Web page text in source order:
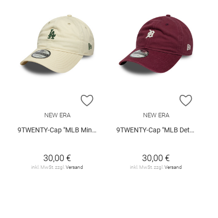
ZUR WUNSCHLISTE HINZUFÜGEN
NEW ERA
9TWENTY-Cap "MLB Mini Logo LA Dodgers"
30,00 €
inkl. MwSt. zzgl.Versand
ZUR
NEW ERA
9TWENTY-Cap "MLB Detroit Tigers"
30,00 €
inkl. MwSt. zzgl.Versand